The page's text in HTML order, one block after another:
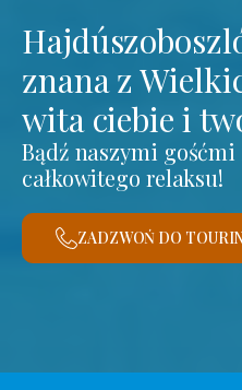
znana z
wita ciebie i
Bądź naszymi
całkowitego relaksu!
ZADZWOŃ DO